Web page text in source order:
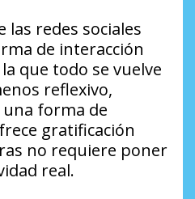
las redes sociales
de interacción
que todo se vuelve
reflexivo,
forma de
gratificación
no requiere poner
real.